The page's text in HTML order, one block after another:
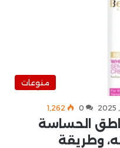
منوعات
0 1٬262
الحساسة
وطريقة